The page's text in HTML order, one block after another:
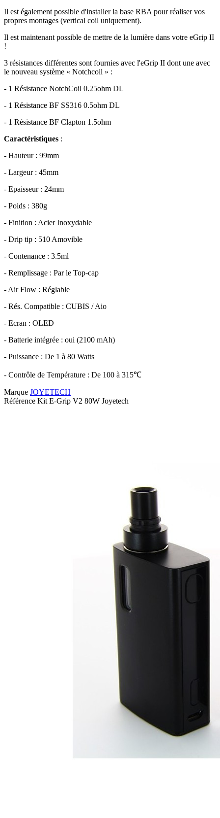
Il est également possible d'installer la base RBA pour réaliser vos
propres montages (vertical coil uniquement).
Il est maintenant possible de mettre de la lumière dans votre eGrip II
!
3 résistances différentes sont fournies avec l'eGrip II dont une avec
le nouveau système « Notchcoil » :
- 1 Résistance NotchCoil 0.25ohm DL
- 1 Résistance BF SS316 0.5ohm DL
- 1 Résistance BF Clapton 1.5ohm
Caractéristiques :
- Hauteur : 99mm
- Largeur : 45mm
- Epaisseur : 24mm
- Poids : 380g
- Finition : Acier Inoxydable
- Drip tip : 510 Amovible
- Contenance : 3.5ml
- Remplissage : Par le Top-cap
- Air Flow : Réglable
- Rés. Compatible : CUBIS / Aio
- Ecran : OLED
- Batterie intégrée : oui (2100 mAh)
- Puissance : De 1 à 80 Watts
- Contrôle de Température : De 100 à 315℃
Marque JOYETECH
Référence Kit E-Grip V2 80W Joyetech